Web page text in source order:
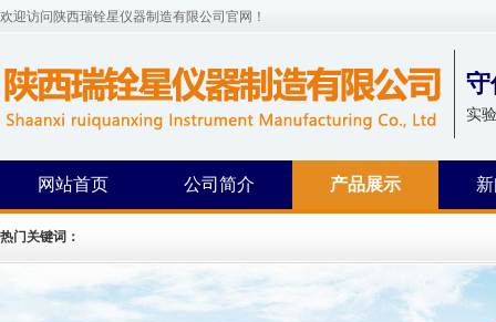
欢迎访问陕西瑞铨星仪器制造有限公司官网！
守
实
网站首页 公司简介 产品展示
热门关键词：